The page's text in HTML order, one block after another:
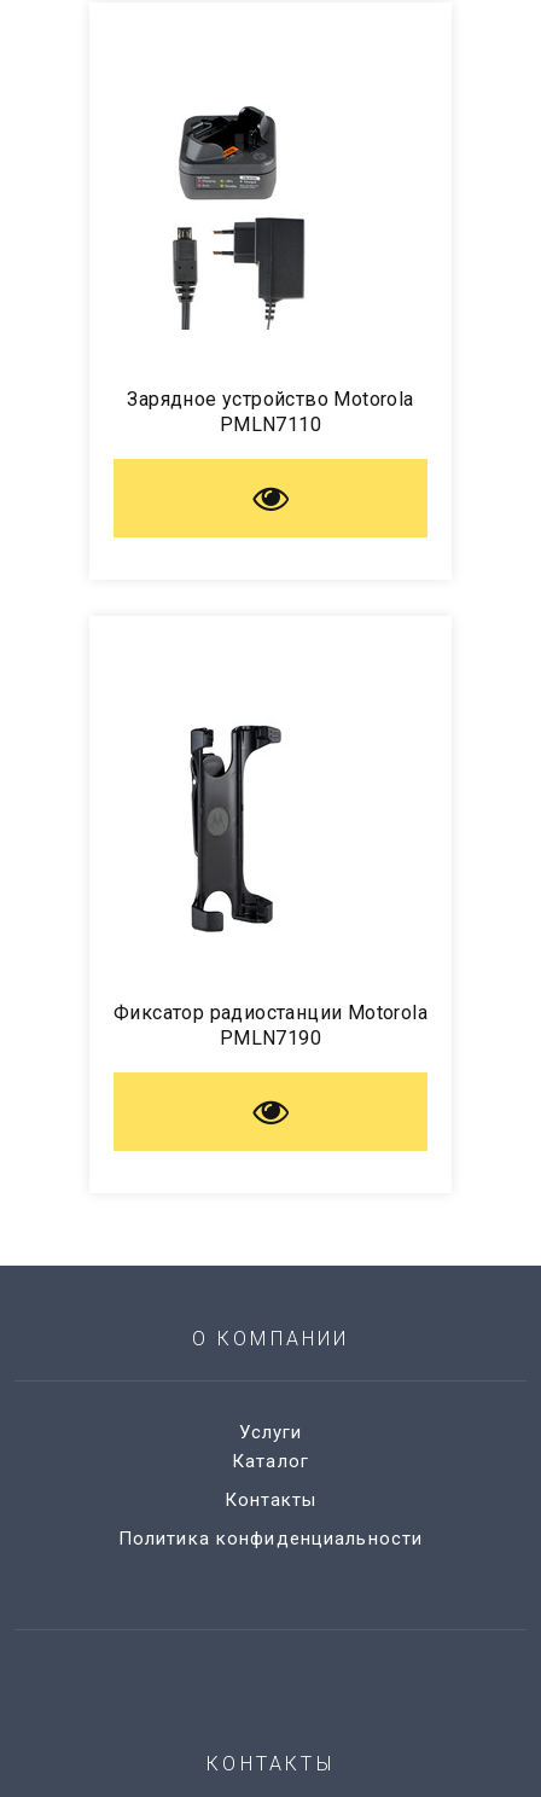
Зарядное устройство Motorola
PMLN7110
Фиксатор радиостанции Motorola
PMLN7190
О КОМПАНИИ
Услуги
Каталог
Контакты
Политика конфиденциальности
КОНТАКТЫ